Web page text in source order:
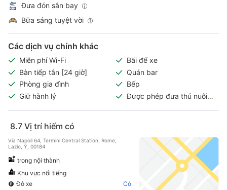
Đưa đón sân bay
Bữa sáng tuyệt vời
Các dịch vụ chính khác
Miễn phí Wi-Fi
Bãi để xe
Bàn tiếp tân [24 giờ]
Quán bar
Phòng gia đình
Bếp
Giữ hành lý
Được phép đưa thú nuôi
8.7 Vị trí hiếm có
Via Napoli 64, Termini Central Station, Rome,
Lazio, Ý, 00184
trong nội thành
Khu vực nổi tiếng
Đỗ xe
Có